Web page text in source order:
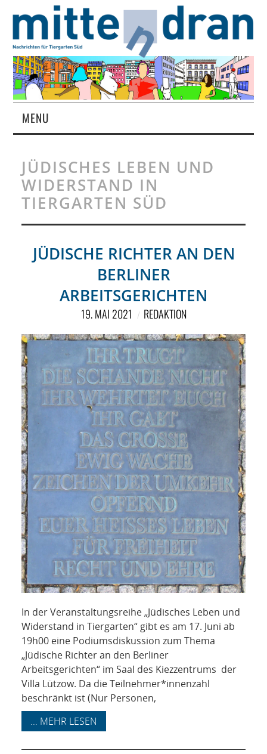
MENU
MAGAZIN
ÜBER UNS
SPONSORING
KONTAKT
JÜDISCHES LEBEN UND
WIDERSTAND IN
TIERGARTEN SÜD
JÜDISCHE RICHTER AN DEN
BERLINER
ARBEITSGERICHTEN
19. MAI 2021 REDAKTION
In der Veranstaltungsreihe „Jüdisches Leben und
Widerstand in Tiergarten“ gibt es am 17. Juni ab
19h00 eine Podiumsdiskussion zum Thema
„Jüdische Richter an den Berliner
Arbeitsgerichten“ im Saal des Kiezzentrums der
Villa Lützow. Da die Teilnehmer*innenzahl
beschränkt ist (Nur Personen,
... MEHR LESEN